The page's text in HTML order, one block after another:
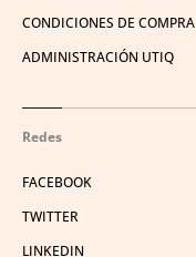
CONDICIONES DE COMPRA
ADMINISTRACIÓN UTIQ
Redes
FACEBOOK
TWITTER
LINKEDIN